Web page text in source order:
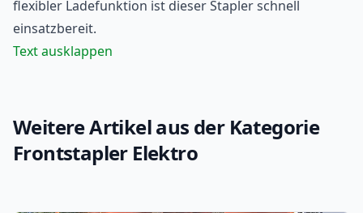
flexibler Ladefunktion ist dieser Stapler schnell
einsatzbereit.
Text ausklappen
Weitere Artikel aus der Kategorie
Frontstapler Elektro